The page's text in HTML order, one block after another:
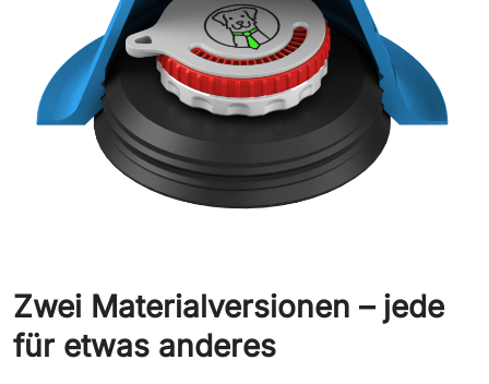
Zwei Materialversionen – jede
für etwas anderes